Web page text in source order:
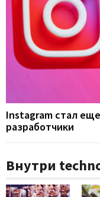
Instagram стал
разработчики
Внутри